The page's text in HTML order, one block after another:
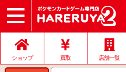
ショップ
店頭買取
ネット買取
店舗一覧
イベント
お問い合わせ
ショップ 買取 店舗一覧